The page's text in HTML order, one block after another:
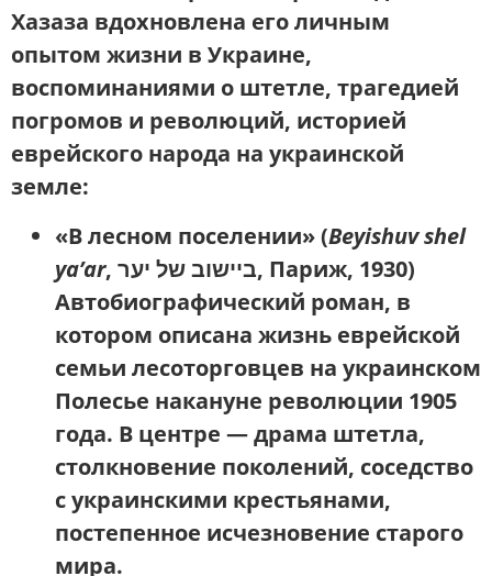
Хазаза вдохновлена его личным
опытом жизни в Украине,
воспоминаниями о штетле, трагедией
погромов и революций, историей
еврейского народа на украинской
земле:
«В лесном поселении»(Beyishuv shel
ya’ar
, ביישוב של יער, Париж, 1930)
Автобиографический роман, в
котором описана жизнь еврейской
семьи лесоторговцев на украинском
Полесье накануне революции 1905
года. В центре — драма штетла,
столкновение поколений, соседство
с украинскими крестьянами,
постепенное исчезновение старого
мира.